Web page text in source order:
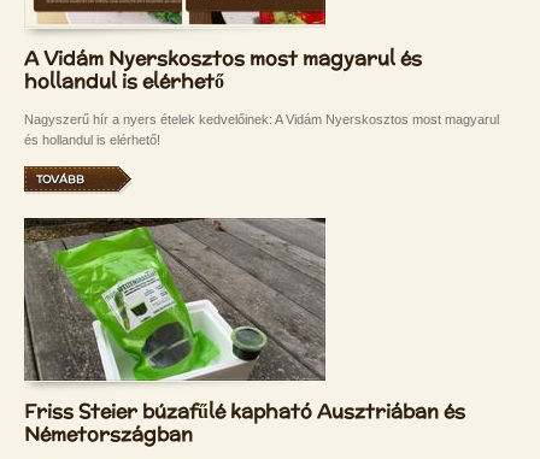
A Vidám Nyerskosztos most magyarul és
hollandul is elérhető
Nagyszerű hír a nyers ételek kedvelőinek: A Vidám Nyerskosztos most magyarul
és hollandul is elérhető!
TOVÁBB
Friss Steier búzafűlé kapható Ausztriában és
Németországban